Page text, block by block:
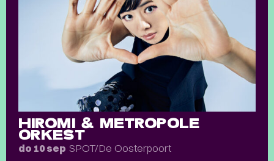
HIROMI & METROPOLE
ORKEST
do 10 sep SPOT/De Oosterpoort